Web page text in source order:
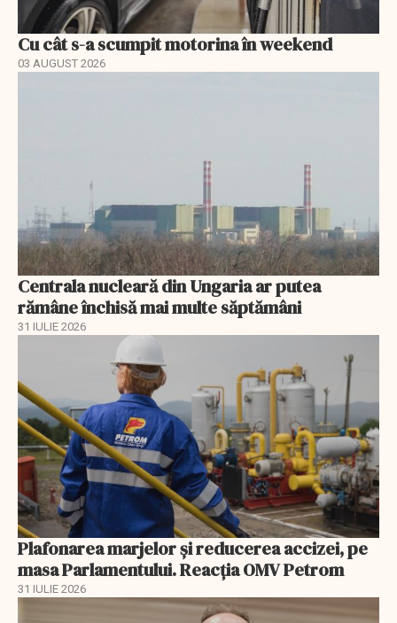
Cu cât s-a scumpit motorina în weekend
03 AUGUST 2026
Centrala nucleară din Ungaria ar putea
rămâne închisă mai multe săptămâni
31 IULIE 2026
Plafonarea marjelor și reducerea accizei, pe
masa Parlamentului. Reacția OMV Petrom
31 IULIE 2026